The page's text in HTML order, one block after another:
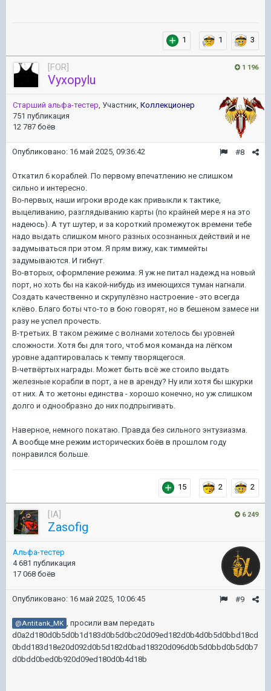
1 1 3
1 196
[FOR]
Vyxopylu
Старший альфа-тестер, Участник, Коллекционер
751 публикация
12 787 боёв
#8
Опубликовано: 16 май 2025, 09:36:42
Откатил 6 кораблей. По первому впечатлению не слишком
сильно и интересно.
Во-первых, наши игроки вроде как привыкли к тактике,
выцеливанию, разглядыванию карты (по крайней мере я на это
надеюсь). А тут шутер, и за короткий промежуток времени тебе
надо выдать слишком много разных осознанных действий и не
задумываться при этом. Я прям вижу, как тиммейты
задумываются. И гибнут.
Во-вторых, оформление режима. Я уж не питал надежд на новый
порт, но хоть бы на какой-нибудь из имеющихся туман нагнали.
Создать качественно и скрупулёзно настроение - это всегда
клёво. Благо боты что-то в бою говорят, но в бешеном замесе ни
разу не успел прочесть.
В-третьих. В таком режиме с волнами хотелось бы уровней
сложности. Хотя бы для того, чтоб моя команда на лёгком
уровне адаптировалась к темпу творящегося.
В-четвёртых награды. Может быть всё же стоило выдать
железные корабли в порт, а не в аренду? Ну или хотя бы шкурки
от них. А то жетоны единства - хорошо конечно, но уж слишком
долго и однообразно до них подпрыгивать.
Наверное, немного покатаю. Правда без сильного энтузиазма.
А вообще мне режим исторических боёв в прошлом году
понравился больше.
15 2 2
6 249
[IA]
Zasofig
Альфа-тестер
4 681 публикация
17 068 боёв
#9
Опубликовано: 16 май 2025, 10:06:45
@Antitank_MK , просили вам передать
d0a2d180d0b5d0b1d183d0b5d0bc20d09ed182d0b4d0b5d0bbd18cd
0bdd183d18e20d092d0b5d182d0bad18320d096d0b5d0bbd0b5d0b7
d0bdd0bed0b920d09ed180d0b4d18b